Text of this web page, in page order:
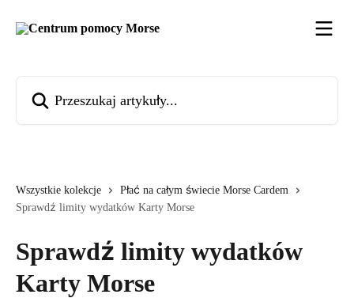
Wszystkie kolekcje
Płać na całym świecie Morse Cardem
Sprawdź limity wydatków Karty Morse
Sprawdź limity wydatków
Karty Morse